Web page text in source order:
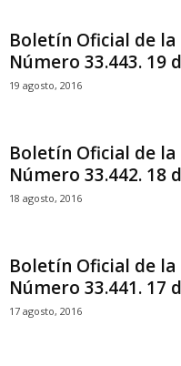
Boletín Oficial de
Número 33.443. 19
19 agosto, 2016
Boletín Oficial de
Número 33.442. 18
18 agosto, 2016
Boletín Oficial de
Número 33.441. 17
17 agosto, 2016